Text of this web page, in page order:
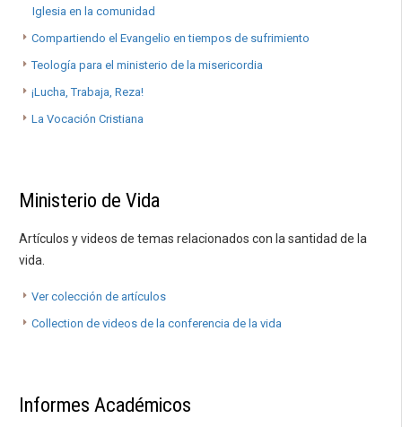
Iglesia en la comunidad
Compartiendo el Evangelio en tiempos de sufrimiento
Teología para el ministerio de la misericordia
¡Lucha, Trabaja, Reza!
La Vocación Cristiana
Ministerio de Vida
Artículos y videos de temas relacionados con la santidad de la
vida.
Ver colección de artículos
Collection de videos de la conferencia de la vida
Informes Académicos